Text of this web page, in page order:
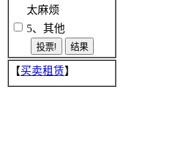
太麻烦
5、其他
【买卖租赁】